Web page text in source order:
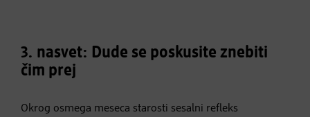
3. nasvet: Dude se poskusite znebiti
čim prej
Okrog osmega meseca starosti sesalni refleks